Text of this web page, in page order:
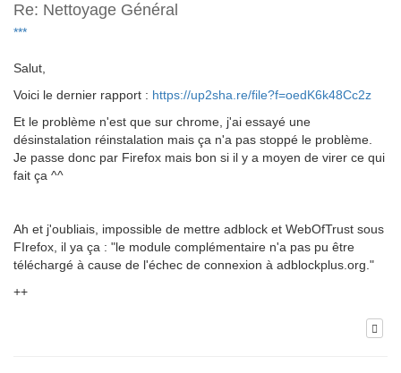
Re: Nettoyage Général
***
Salut,
Voici le dernier rapport : https://up2sha.re/file?f=oedK6k48Cc2z
Et le problème n'est que sur chrome, j'ai essayé une
désinstalation réinstalation mais ça n'a pas stoppé le problème.
Je passe donc par Firefox mais bon si il y a moyen de virer ce qui
fait ça ^^
Ah et j'oubliais, impossible de mettre adblock et WebOfTrust sous
FIrefox, il ya ça : "le module complémentaire n'a pas pu être
téléchargé à cause de l'échec de connexion à adblockplus.org."
++